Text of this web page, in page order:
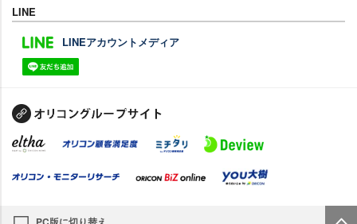
LINE
LINEアカウントメディア